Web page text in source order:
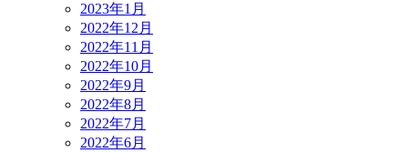
2023年1月
2022年12月
2022年11月
2022年10月
2022年9月
2022年8月
2022年7月
2022年6月